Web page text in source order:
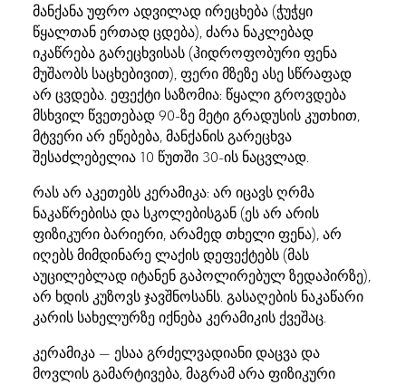
მანქანა უფრო ადვილად ირეცხება (ჭუჭყი
წყალთან ერთად ცდება), ძარა ნაკლებად
იკაწრება გარეცხვისას (ჰიდროფობური ფენა
მუშაობს საცხებივით), ფერი მზეზე ასე სწრაფად
არ ცვდება. ეფექტი საზომია: წყალი გროვდება
მსხვილ წვეთებად 90-ზე მეტი გრადუსის კუთხით,
მტვერი არ ეწებება, მანქანის გარეცხვა
შესაძლებელია 10 წუთში 30-ის ნაცვლად.
რას არ აკეთებს კერამიკა: არ იცავს ღრმა
ნაკაწრებისა და სკოლებისგან (ეს არ არის
ფიზიკური ბარიერი, არამედ თხელი ფენა), არ
იღებს მიმდინარე ლაქის დეფექტებს (მას
აუცილებლად იტანენ გაპოლირებულ ზედაპირზე),
არ ხდის კუზოვს ჯავშნოსანს. გასაღების ნაკაწარი
კარის სახელურზე იქნება კერამიკის ქვეშაც.
კერამიკა — ესაა გრძელვადიანი დაცვა და
მოვლის გამარტივება, მაგრამ არა ფიზიკური